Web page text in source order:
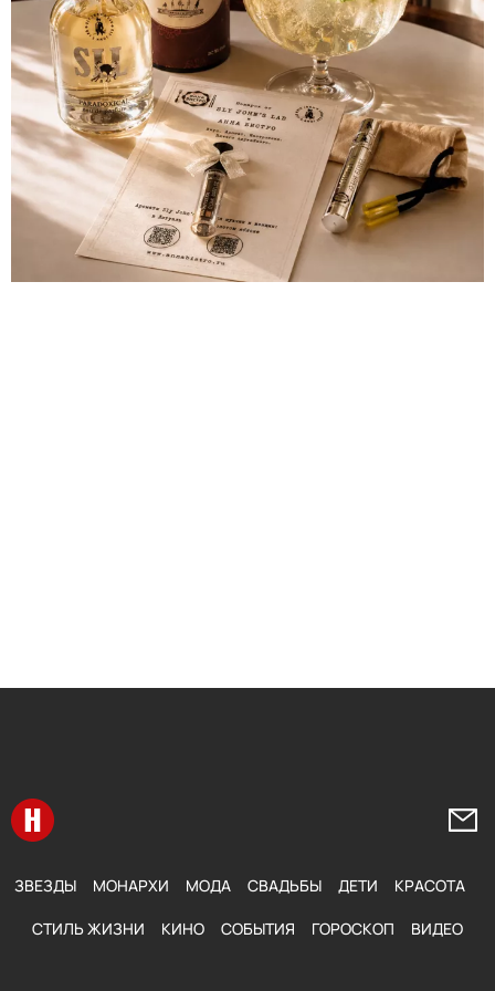
Перейти на главную
ЗВЕЗДЫ МОНАРХИ МОДА СВАДЬБЫ ДЕТИ КРАСОТА
СТИЛЬ ЖИЗНИ КИНО СОБЫТИЯ ГОРОСКОП ВИДЕО